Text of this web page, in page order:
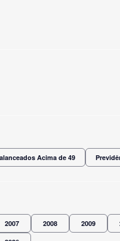
Acima de 49
2007 2008 2009